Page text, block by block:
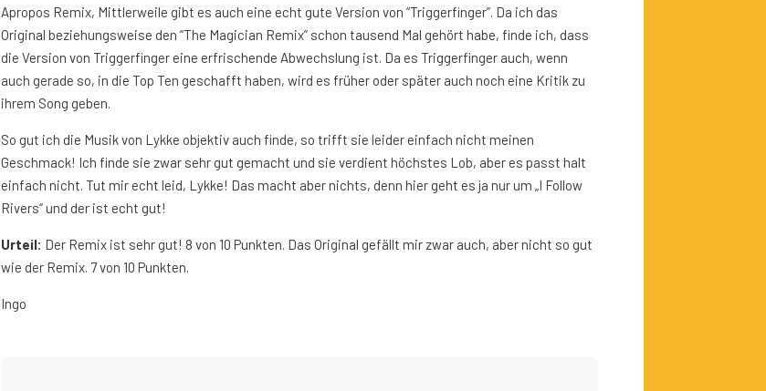
Apropos Remix, Mittlerweile gibt es auch eine echt gute Version von “Triggerfinger”. Da ich das
Original beziehungsweise den “The Magician Remix” schon tausend Mal gehört habe, finde ich, dass
die Version von Triggerfinger eine erfrischende Abwechslung ist. Da es Triggerfinger auch, wenn
auch gerade so, in die Top Ten geschafft haben, wird es früher oder später auch noch eine Kritik zu
ihrem Song geben.
So gut ich die Musik von Lykke objektiv auch finde, so trifft sie leider einfach nicht meinen
Geschmack! Ich finde sie zwar sehr gut gemacht und sie verdient höchstes Lob, aber es passt halt
einfach nicht. Tut mir echt leid, Lykke! Das macht aber nichts, denn hier geht es ja nur um „I Follow
Rivers“ und der ist echt gut!
Urteil: Der Remix ist sehr gut! 8 von 10 Punkten. Das Original gefällt mir zwar auch, aber nicht so gut
wie der Remix. 7 von 10 Punkten.
Ingo